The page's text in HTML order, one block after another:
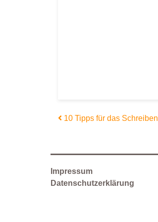
Beitrags-Navigation
10 Tipps für das Schreiben
Impressum
Datenschutzerklärung